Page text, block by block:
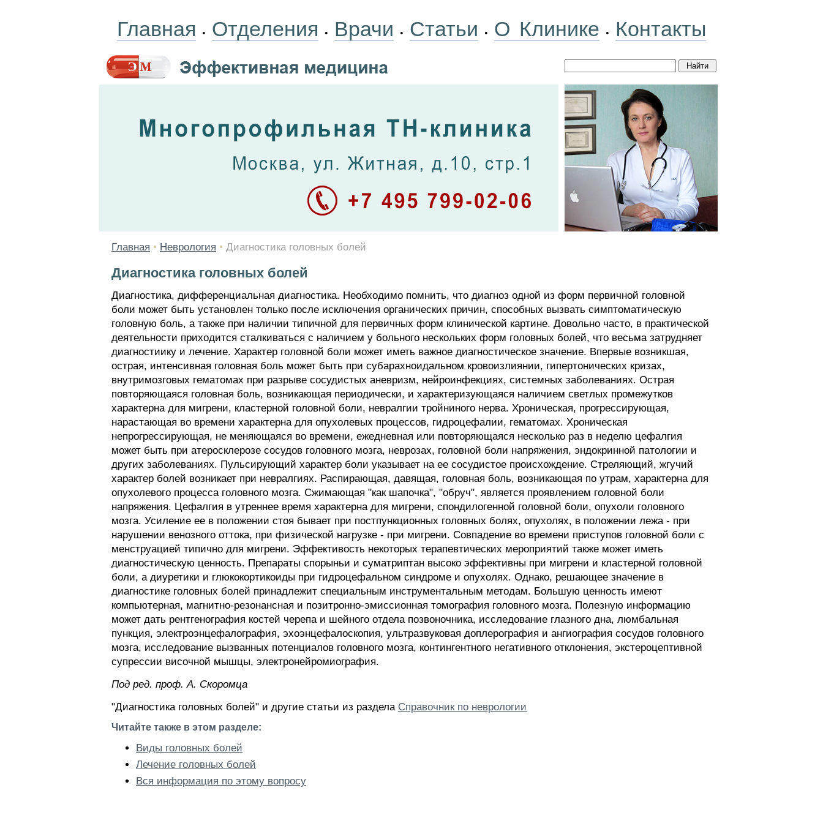
Главная • Отделения • Врачи • Статьи • О Клинике • Контакты
Главная • Неврология • Диагностика головных болей
Диагностика головных болей
Диагностика, дифференциальная диагностика. Необходимо помнить, что диагноз одной из форм первичной головной
боли может быть установлен только после исключения органических причин, способных вызвать симптоматическую
головную боль, а также при наличии типичной для первичных форм клинической картине. Довольно часто, в практической
деятельности приходится сталкиваться с наличием у больного нескольких форм головных болей, что весьма затрудняет
диагностиику и лечение. Характер головной боли может иметь важное диагностическое значение. Впервые возникшая,
острая, интенсивная головная боль может быть при субарахноидальном кровоизлиянии, гипертонических кризах,
внутримозговых гематомах при разрыве сосудистых аневризм, нейроинфекциях, системных заболеваниях. Острая
повторяющаяся головная боль, возникающая периодически, и характеризующаяся наличием светлых промежутков
характерна для мигрени, кластерной головной боли, невралгии тройниного нерва. Хроническая, прогрессирующая,
нарастающая во времени характерна для опухолевых процессов, гидроцефалии, гематомах. Хроническая
непрогрессирующая, не меняющаяся во времени, ежедневная или повторяющаяся несколько раз в неделю цефалгия
может быть при атеросклерозе сосудов головного мозга, неврозах, головной боли напряжения, эндокринной патологии и
других заболеваниях. Пульсирующий характер боли указывает на ее сосудистое происхождение. Стреляющий, жгучий
характер болей возникает при невралгиях. Распирающая, давящая, головная боль, возникающая по утрам, характерна для
опухолевого процесса головного мозга. Сжимающая "как шапочка", "обруч", является проявлением головной боли
напряжения. Цефалгия в утреннее время характерна для мигрени, спондилогенной головной боли, опухоли головного
мозга. Усиление ее в положении стоя бывает при постпункционных головных болях, опухолях, в положении лежа - при
нарушении венозного оттока, при физической нагрузке - при мигрени. Совпадение во времени приступов головной боли с
менструацией типично для мигрени. Эффективость некоторых терапевтических мероприятий также может иметь
диагностическую ценность. Препараты спорыньи и суматриптан высоко эффективны при мигрени и кластерной головной
боли, а диуретики и глюкокортикоиды при гидроцефальном синдроме и опухолях. Однако, решающее значение в
диагностике головных болей принадлежит специальным инструментальным методам. Большую ценность имеют
компьютерная, магнитно-резонансная и позитронно-эмиссионная томография головного мозга. Полезную информацию
может дать рентгенография костей черепа и шейного отдела позвоночника, исследование глазного дна, люмбальная
пункция, электроэнцефалография, эхоэнцефалоскопия, ультразвуковая доплерография и ангиография сосудов головного
мозга, исследование вызванных потенциалов головного мозга, контингентного негативного отклонения, экстероцептивной
супрессии височной мышцы, электронейромиография.
Пoд peд. проф. А. Скоромца
"Диагностика головных болей" и другие статьи из раздела Справочник по неврологии
Читайте также в этом разделе:
Виды головных болей
Лечение головных болей
Вся информация по этому вопросу